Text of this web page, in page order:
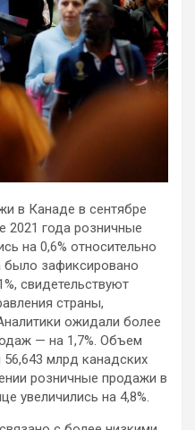
в Канаде в сентябре
2021 года розничные
на 0,6% относительно
зафиксировано
свидетельствуют
страны,
ожидали более
— на 1,7%. Объем
млрд канадских
розничные продажи в
увеличились на 4,8%.